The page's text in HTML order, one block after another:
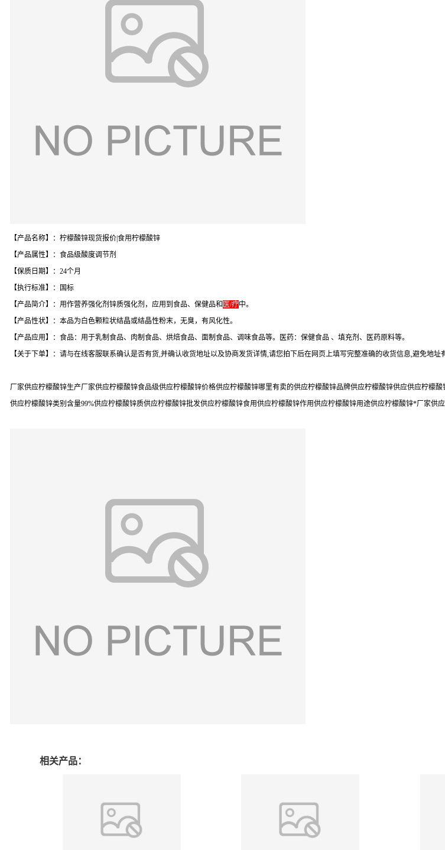
【产品名称】：柠檬酸锌现货报价|食用柠檬酸锌
【产品属性】：食品级酸度调节剂
【保质日期】：24个月
【执行标准】：国标
【产品简介】：用作营养强化剂锌质强化剂，应用到食品、保健品和 医/疗中。
【产品性状】：本品为白色颗粒状结晶或结晶性粉末，无臭，有风化性。
【产品应用】：食品：用于乳制食品、肉制食品、烘焙食品、面制食品、调味食品等。医药：保健食品 、填充剂、医药原料等。
【关于下单】：请与在线客服联系确认是否有货,并确认收货地址以及协商发货详情,请您拍下后在网页上填写完整准确的收货信息,避免地
厂家供应柠檬酸锌生产厂家供应柠檬酸锌食品级供应柠檬酸锌价格供应柠檬酸锌哪里有卖的供应柠檬酸锌品牌供应柠檬酸锌供应供应柠檬
供应柠檬酸锌类别含量99%供应柠檬酸锌质供应柠檬酸锌批发供应柠檬酸锌食用供应柠檬酸锌作用供应柠檬酸锌用途供应柠檬酸锌*厂家供
相关产品：